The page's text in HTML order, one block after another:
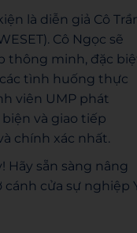
là diễn giả Cô
Cô Ngọc sẽ
thông minh, đặc
tình huống thực
viên UMP phát
và giao tiếp
chính xác nhất.
Hãy sẵn sàng nâng
cửa sự nghiệp